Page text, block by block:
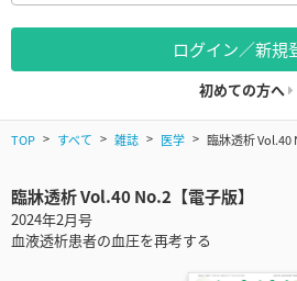
ログイン／新規
初めての方へ
TOP すべて 雑誌 医学 臨牀透析 Vol.40
臨牀透析 Vol.40 No.2【電子版】
2024年2月号
血液透析患者の血圧を再考する